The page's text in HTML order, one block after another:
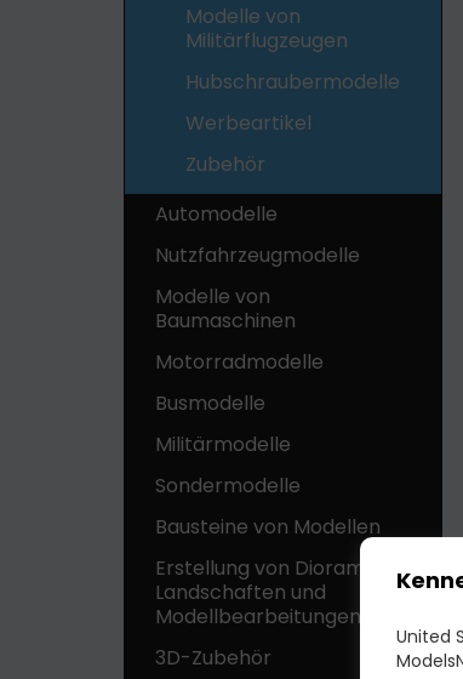
Modelle von
Militärflugzeugen
Hubschraubermodelle
Werbeartikel
Zubehör
Automodelle
Nutzfahrzeugmodelle
Modelle von
Baumaschinen
Motorradmodelle
Busmodelle
Militärmodelle
Sondermodelle
Bausteine ​​von Modellen
Erstellung von Dioramen,
Landschaften und
Modellbearbeitungen
3D-Zubehör
United